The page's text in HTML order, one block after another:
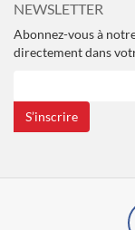
NEWSLETTER
Abonnez-vous à
directement dans
S’inscrire